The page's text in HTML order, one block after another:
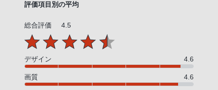
評価項目別の平均
総合評価 4.5
デザイン 4.6
画質 4.6